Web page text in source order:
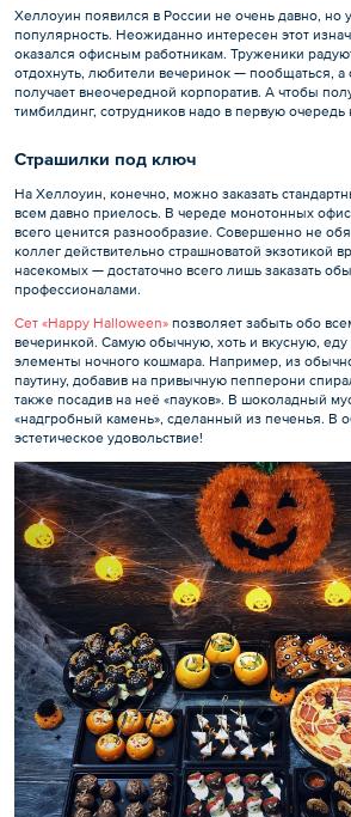
Хеллоуин появился в России не очень давно, но
популярность. Неожиданно интересен этот
оказался офисным работникам. Труженики
отдохнуть, любители вечеринок — пообщаться, а
получает внеочередной корпоратив. А чтобы
тимбилдинг, сотрудников надо в первую очередь
Страшилки под ключ
На Хеллоуин, конечно, можно заказать
всем давно приелось. В череде монотонных
всего ценится разнообразие. Совершенно не
коллег действительно страшноватой экзотикой
насекомых — достаточно всего лишь заказать
профессионалами.
Сет «Happy Halloween» позволяет забыть обо
вечеринкой. Самую обычную, хоть и вкусную, еду
элементы ночного кошмара. Например, из
паутину, добавив на привычную пепперони
также посадив на неё «пауков». В шоколадный
«надгробный камень», сделанный из печенья. В
эстетическое удовольствие!